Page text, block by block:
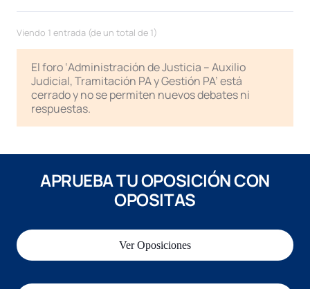
Viendo 1 entrada (de un total de 1)
El foro ‘Administración de Justicia – Auxilio
Judicial, Tramitación PA y Gestión PA’ está
cerrado y no se permiten nuevos debates ni
respuestas.
APRUEBA TU OPOSICIÓN CON
OPOSITAS
Ver Oposiciones